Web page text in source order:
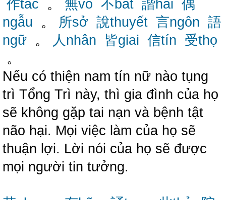
作tác 。 無vô 不bất 諧hài 偶
ngẫu 。 所sở 說thuyết 言ngôn 語
ngữ 。 人nhân 皆giai 信tín 受thọ
。
Nếu có thiện nam tín nữ nào tụng
trì Tổng Trì này, thì gia đình của họ
sẽ không gặp tai nạn và bệnh tật
não hại. Mọi việc làm của họ sẽ
thuận lợi. Lời nói của họ sẽ được
mọi người tin tưởng.